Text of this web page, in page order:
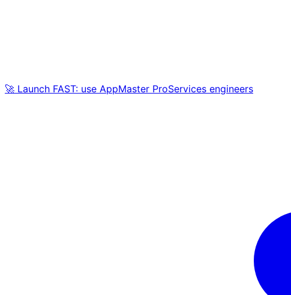
🚀 Launch FAST: use AppMaster ProServices engineers